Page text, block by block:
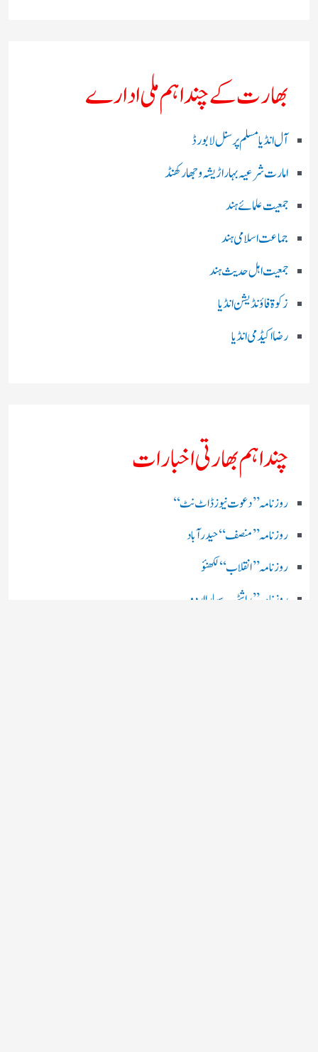
بھارت کے چند اہم ملی ادارے
آل انڈیا مسلم پرسنل لا بورڈ
امارت شرعیہ بہار اڑیشہ و جھارکھنڈ
جمعیت علمائے ہند
جماعت اسلامی ہند
جمعیت اہل حدیث ہند
زکوۃ فاؤنڈیشن انڈیا
رضا اکیڈمی انڈیا
چند اہم بھارتی اخبارات
روز نامہ ’’ دعوت نیوز ڈاٹ نٹ‘‘
روزنامہ ’’ منصف‘‘ حیدر آباد
روزنامہ ’’ انقلاب‘‘ لکھنؤ
روز نامہ ’’راشٹریہ سہارا اردو